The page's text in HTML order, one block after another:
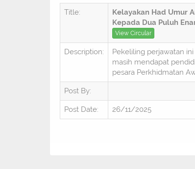
Title:
Kelayakan Had Umur
Kepada Dua Puluh
View Circular
Description:
Pekeliling perjawatan
masih mendapat
pesara Perkhidmatan
Post By:
Post Date: 26/11/2025